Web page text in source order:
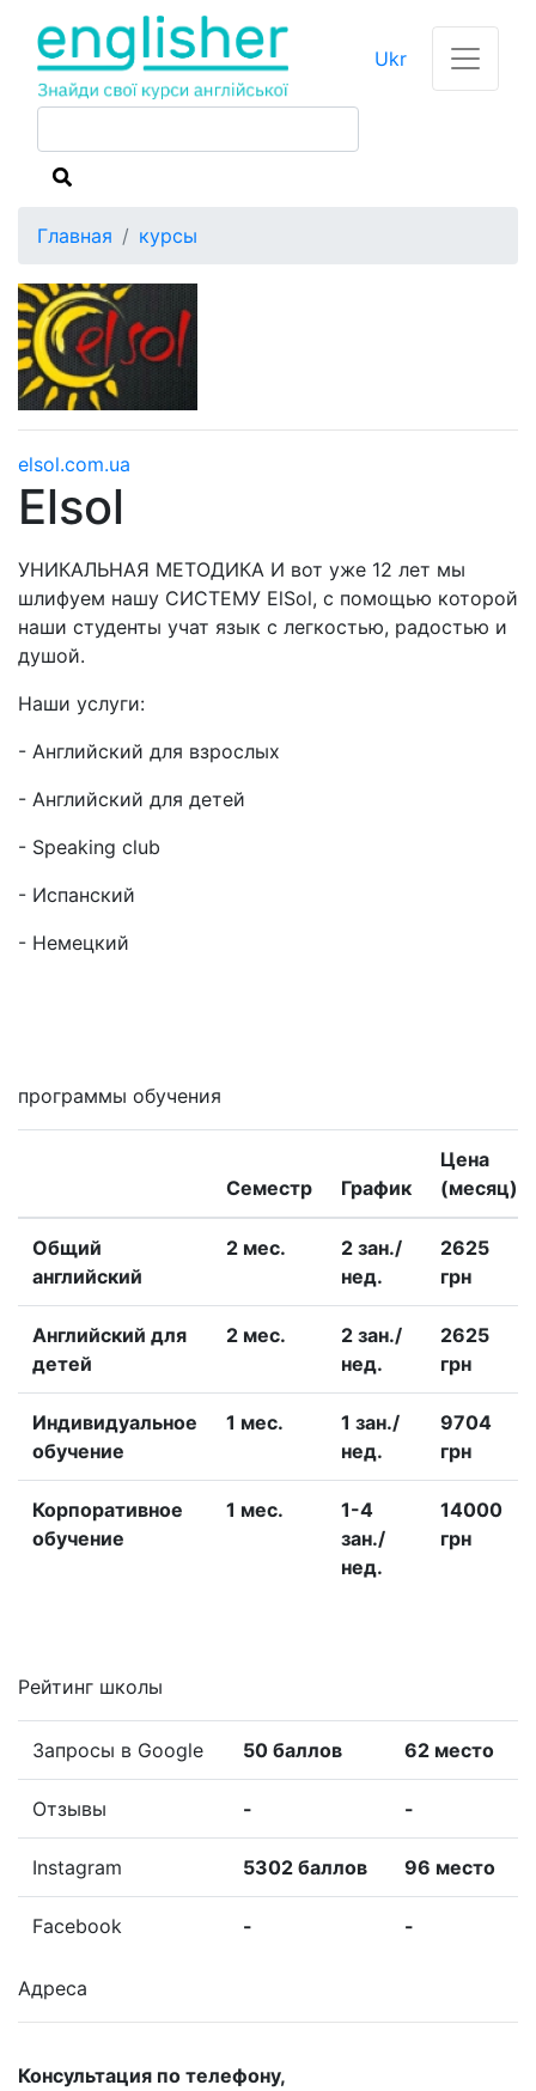
Ukr
Главная курсы
elsol.com.ua
Elsol
УНИКАЛЬНАЯ МЕТОДИКА И вот уже 12 лет мы
шлифуем нашу СИСТЕМУ ElSol, с помощью которой
наши студенты учат язык с легкостью, радостью и
душой.
Наши услуги:
- Английский для взрослых
- Английский для детей
- Speaking club
- Испанский
- Немецкий
программы обучения
Семестр График
Цена
(месяц)
Общий
английский
2 меc.
2 зан./
нед.
2625
грн
Английский для
детей
2 меc.
2 зан./
нед.
2625
грн
Индивидуальное
обучение
1 меc.
1 зан./
нед.
9704
грн
Корпоративное
обучение
1 меc.
1-4
зан./
нед.
14000
грн
Рейтинг школы
Запросы в Google 50 баллов 62 место
Отзывы - -
Instagram 5302 баллов 96 место
Facebook - -
Адреса
Консультация по телефону,